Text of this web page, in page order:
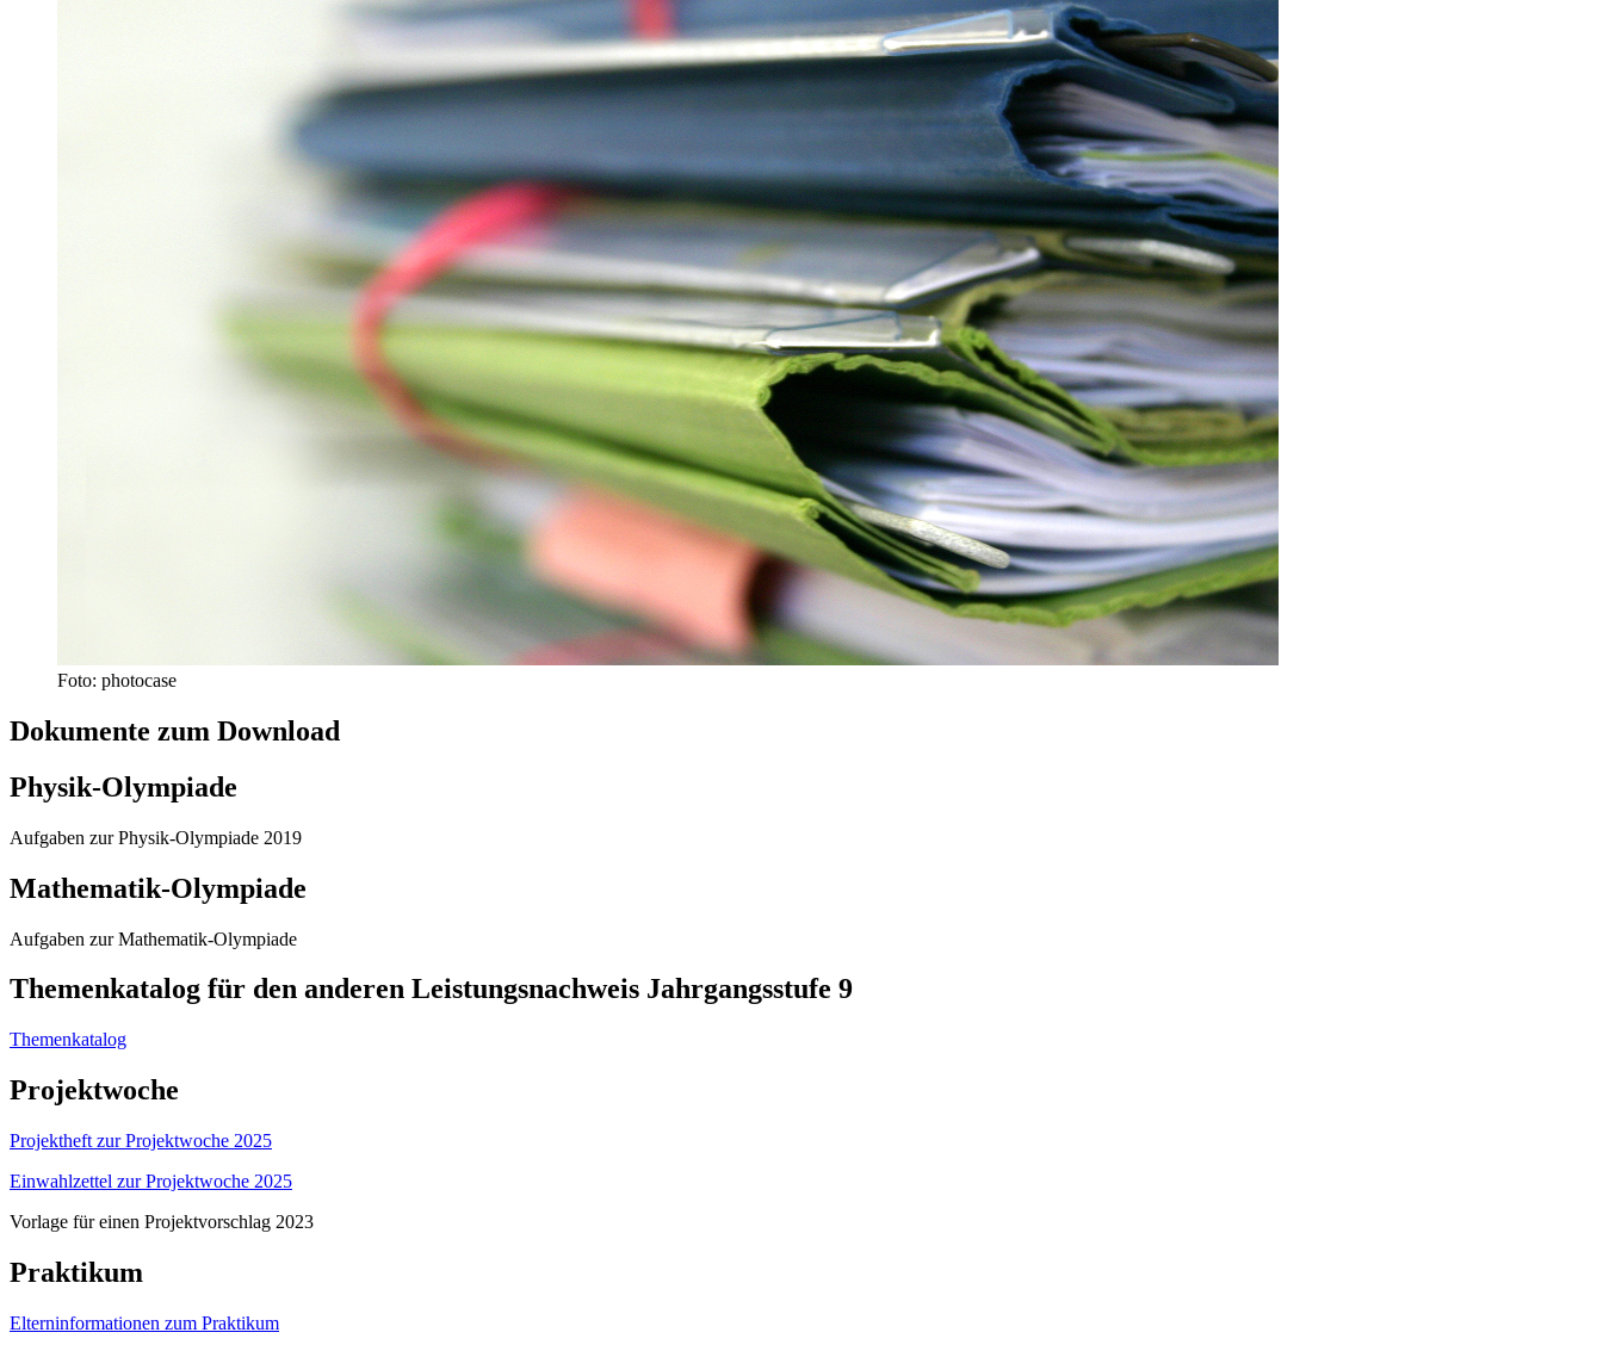
Foto: photocase
Dokumente zum Download
Physik-Olympiade
Aufgaben zur Physik-Olympiade 2019
Mathematik-Olympiade
Aufgaben zur Mathematik-Olympiade
Themenkatalog für den anderen Leistungsnachweis Jahrgangsstufe 9
Themenkatalog
Projektwoche
Projektheft zur Projektwoche 2025
Einwahlzettel zur Projektwoche 2025
Vorlage für einen Projektvorschlag 2023
Praktikum
Elterninformationen zum Praktikum